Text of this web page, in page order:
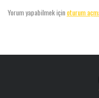
Yorum yapabilmek içinoturum